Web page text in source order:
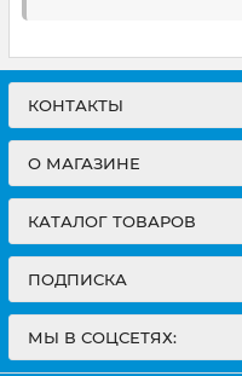
КОНТАКТЫ
О МАГАЗИНЕ
КАТАЛОГ ТОВАРОВ
ПОДПИСКА
МЫ В СОЦСЕТЯХ: